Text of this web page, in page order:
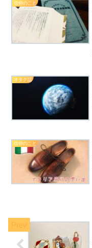
信仰のこと
オタク話
信仰のこと